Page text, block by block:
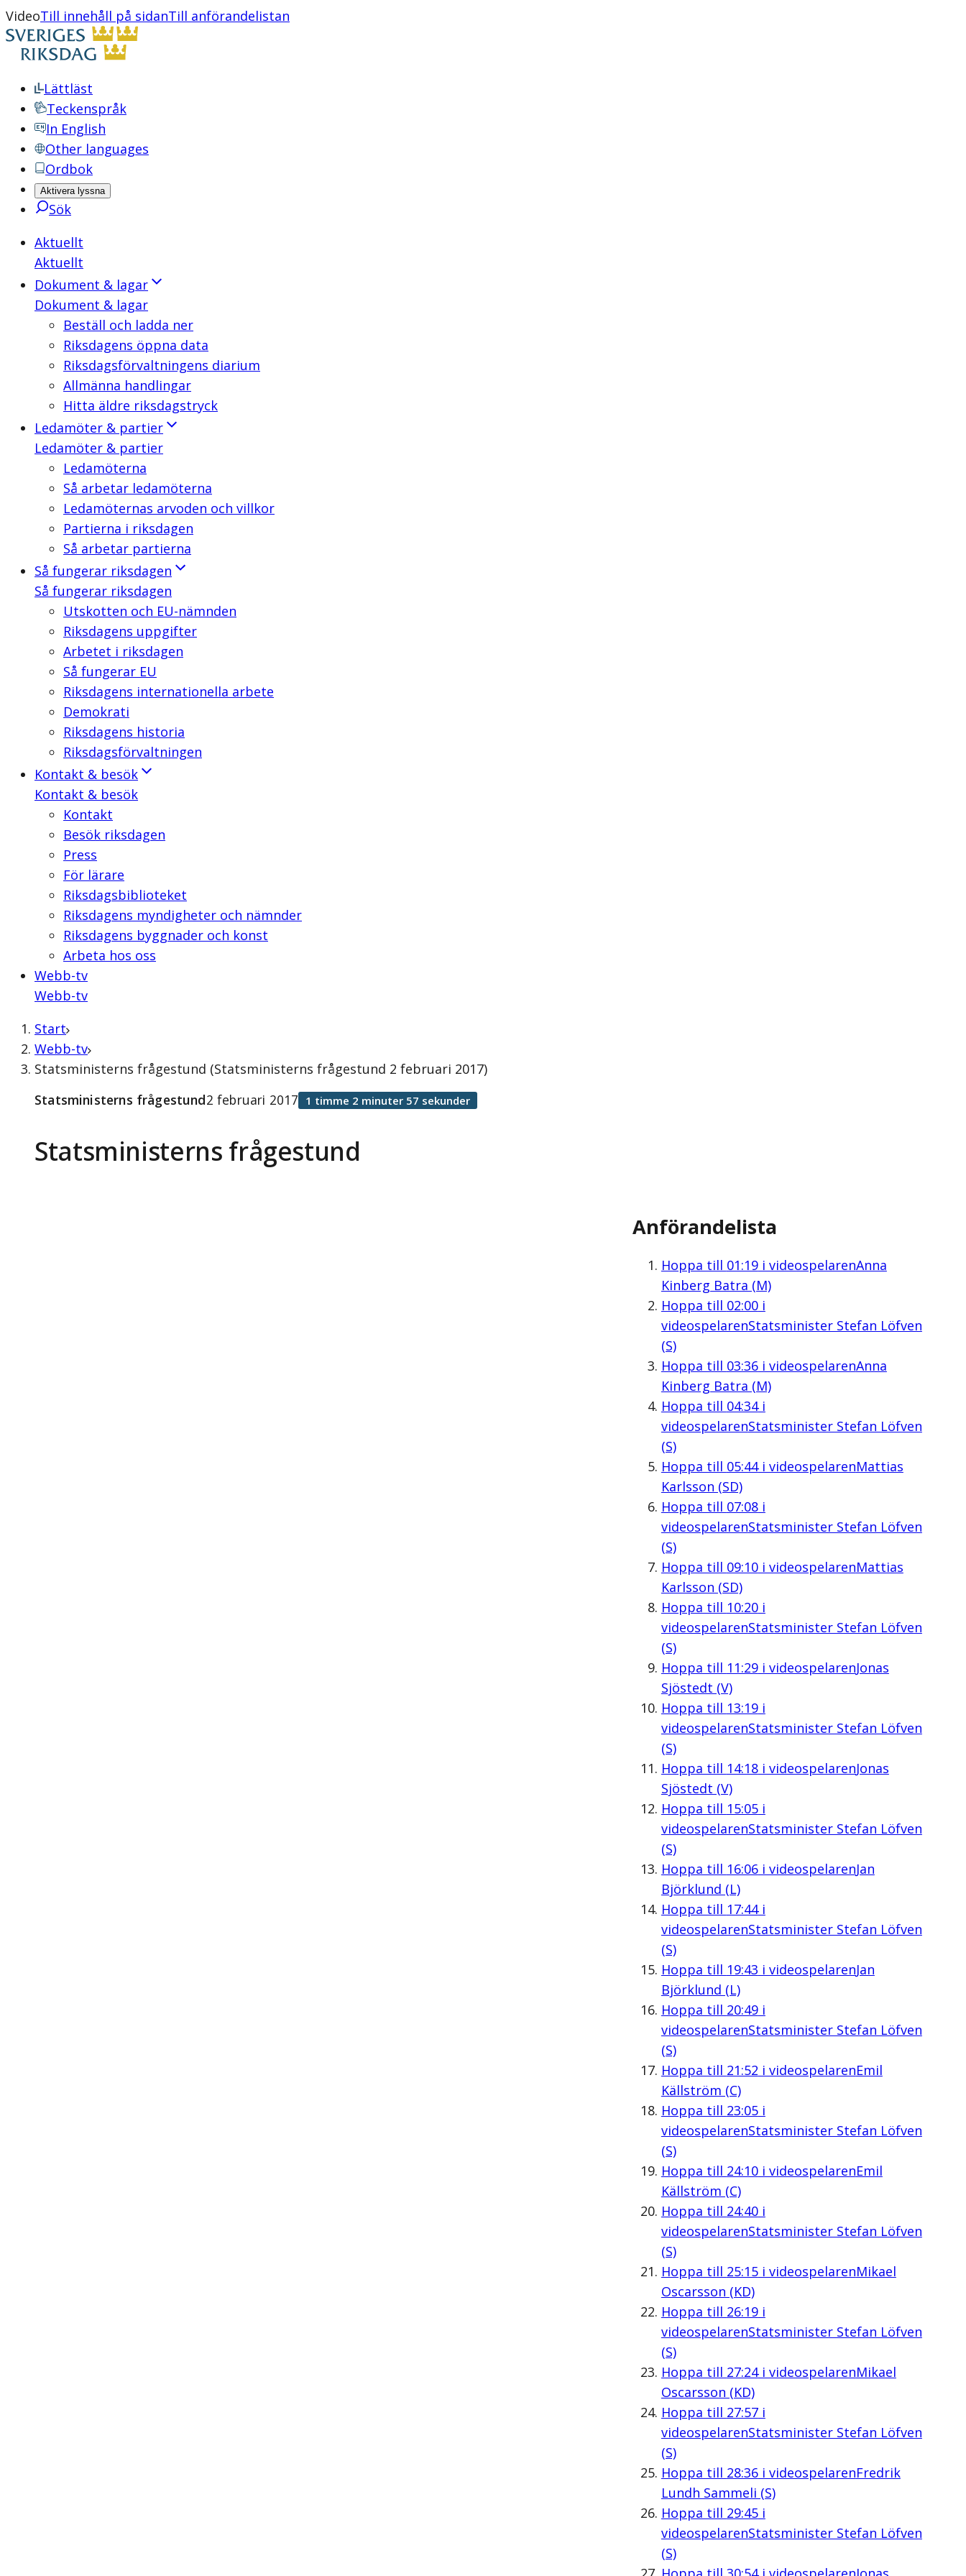
VideoTill innehåll på sidanTill anförandelistan
Lättläst
Teckenspråk
In English
Other languages
Ordbok
Aktivera lyssna
Sök
Aktuellt
Aktuellt
Dokument & lagar
Dokument & lagar
Beställ och ladda ner
Riksdagens öppna data
Riksdagsförvaltningens diarium
Allmänna handlingar
Hitta äldre riksdagstryck
Ledamöter & partier
Ledamöter & partier
Ledamöterna
Så arbetar ledamöterna
Ledamöternas arvoden och villkor
Partierna i riksdagen
Så arbetar partierna
Så fungerar riksdagen
Så fungerar riksdagen
Utskotten och EU-nämnden
Riksdagens uppgifter
Arbetet i riksdagen
Så fungerar EU
Riksdagens internationella arbete
Demokrati
Riksdagens historia
Riksdagsförvaltningen
Kontakt & besök
Kontakt & besök
Kontakt
Besök riksdagen
Press
För lärare
Riksdagsbiblioteket
Riksdagens myndigheter och nämnder
Riksdagens byggnader och konst
Arbeta hos oss
Webb-tv
Webb-tv
Start
Webb-tv
Statsministerns frågestund (Statsministerns frågestund 2 februari 2017)
Statsministerns frågestund
Statsministerns frågestund2 februari 2017 1 timme 2 minuter 57 sekunder
Anförandelista
Hoppa till 01:19i videospelarenAnna
Kinberg Batra (M)
Hoppa till 02:00i
videospelarenStatsminister Stefan Löfven
(S)
Hoppa till 03:36i videospelarenAnna
Kinberg Batra (M)
Hoppa till 04:34i
videospelarenStatsminister Stefan Löfven
(S)
Hoppa till 05:44i videospelarenMattias
Karlsson (SD)
Hoppa till 07:08i
videospelarenStatsminister Stefan Löfven
(S)
Hoppa till 09:10i videospelarenMattias
Karlsson (SD)
Hoppa till 10:20i
videospelarenStatsminister Stefan Löfven
(S)
Hoppa till 11:29i videospelarenJonas
Sjöstedt (V)
Hoppa till 13:19i
videospelarenStatsminister Stefan Löfven
(S)
Hoppa till 14:18i videospelarenJonas
Sjöstedt (V)
Hoppa till 15:05i
videospelarenStatsminister Stefan Löfven
(S)
Hoppa till 16:06i videospelarenJan
Björklund (L)
Hoppa till 17:44i
videospelarenStatsminister Stefan Löfven
(S)
Hoppa till 19:43 i videospelarenJan
Björklund (L)
Hoppa till 20:49i
videospelarenStatsminister Stefan Löfven
(S)
Hoppa till 21:52 i videospelarenEmil
Källström (C)
Hoppa till 23:05i
videospelarenStatsminister Stefan Löfven
(S)
Hoppa till 24:10i videospelarenEmil
Källström (C)
Hoppa till 24:40i
videospelarenStatsminister Stefan Löfven
(S)
Hoppa till 25:15i videospelarenMikael
Oscarsson (KD)
Hoppa till 26:19i
videospelarenStatsminister Stefan Löfven
(S)
Hoppa till 27:24i videospelarenMikael
Oscarsson (KD)
Hoppa till 27:57i
videospelarenStatsminister Stefan Löfven
(S)
Hoppa till 28:36i videospelarenFredrik
Lundh Sammeli (S)
Hoppa till 29:45i
videospelarenStatsminister Stefan Löfven
(S)